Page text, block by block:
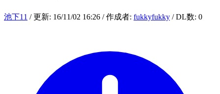
池下11 / 更新: 16/11/02 16:26 / 作成者: fukkyfukky / DL数: 0